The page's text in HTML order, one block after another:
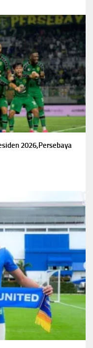
2026,Persebaya